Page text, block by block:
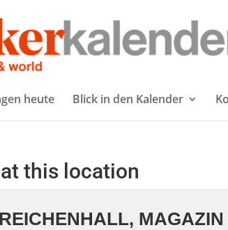
heute Blick in den Kalender
this location
MAGAZIN